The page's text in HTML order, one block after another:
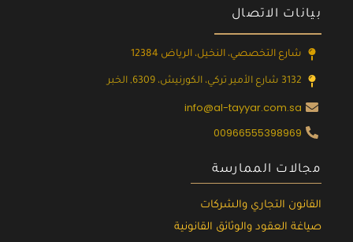
بيانات الاتصال
شارع التخصصي، النخيل، الرياض 12384
3132 شارع الأمير تركي، الكورنيش، 6309, الخبر
info@al-tayyar.com.sa
00966555398969
مجالات الممارسة
القانون التجاري والشركات
صياغة العقود والوثائق القانونية